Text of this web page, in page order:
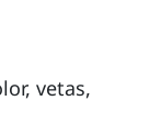
vetas,